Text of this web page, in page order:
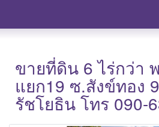
r
:
ขายที่ดิน 6 ไร่กว่า
แยก19 ซ.สังข์ทอง
รัชโยธิน โทร 090-